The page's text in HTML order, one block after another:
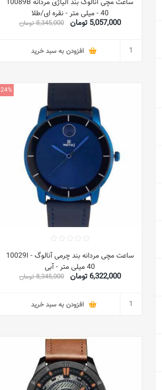
ساعت مچی آنالوگ بند آلیاژی مردانه 10089B
- 40 میلی متر - نقره ای/طلا
5,057,000 تومان 8,345,000 تومان
افزودن به سبد خرید
24%
ساعت مچی مردانه بند چرمی آنالوگ 10029I -
40 میلی متر - آبی
6,322,000 تومان 8,345,000 تومان
افزودن به سبد خرید